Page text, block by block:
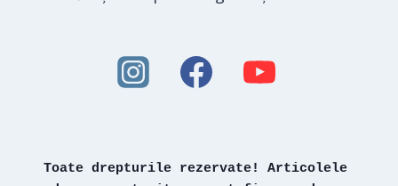
Toate drepturile rezervate! Articolele